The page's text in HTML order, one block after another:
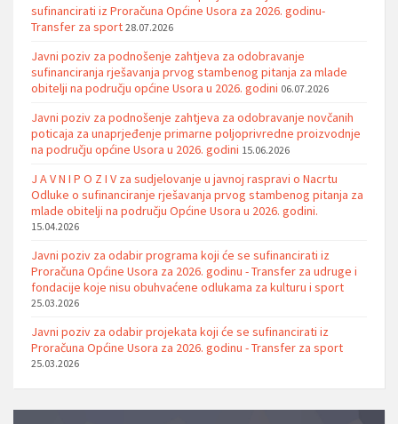
sufinancirati iz Proračuna Općine Usora za 2026. godinu-
Transfer za sport 28.07.2026
Javni poziv za podnošenje zahtjeva za odobravanje
sufinanciranja rješavanja prvog stambenog pitanja za mlade
obitelji na području općine Usora u 2026. godini 06.07.2026
Javni poziv za podnošenje zahtjeva za odobravanje novčanih
poticaja za unaprjeđenje primarne poljoprivredne proizvodnje
na području općine Usora u 2026. godini 15.06.2026
J A V N I P O Z I V za sudjelovanje u javnoj raspravi o Nacrtu
Odluke o sufinanciranje rješavanja prvog stambenog pitanja za
mlade obitelji na području Općine Usora u 2026. godini.
15.04.2026
Javni poziv za odabir programa koji će se sufinancirati iz
Proračuna Općine Usora za 2026. godinu - Transfer za udruge i
fondacije koje nisu obuhvaćene odlukama za kulturu i sport
25.03.2026
Javni poziv za odabir projekata koji će se sufinancirati iz
Proračuna Općine Usora za 2026. godinu - Transfer za sport
25.03.2026